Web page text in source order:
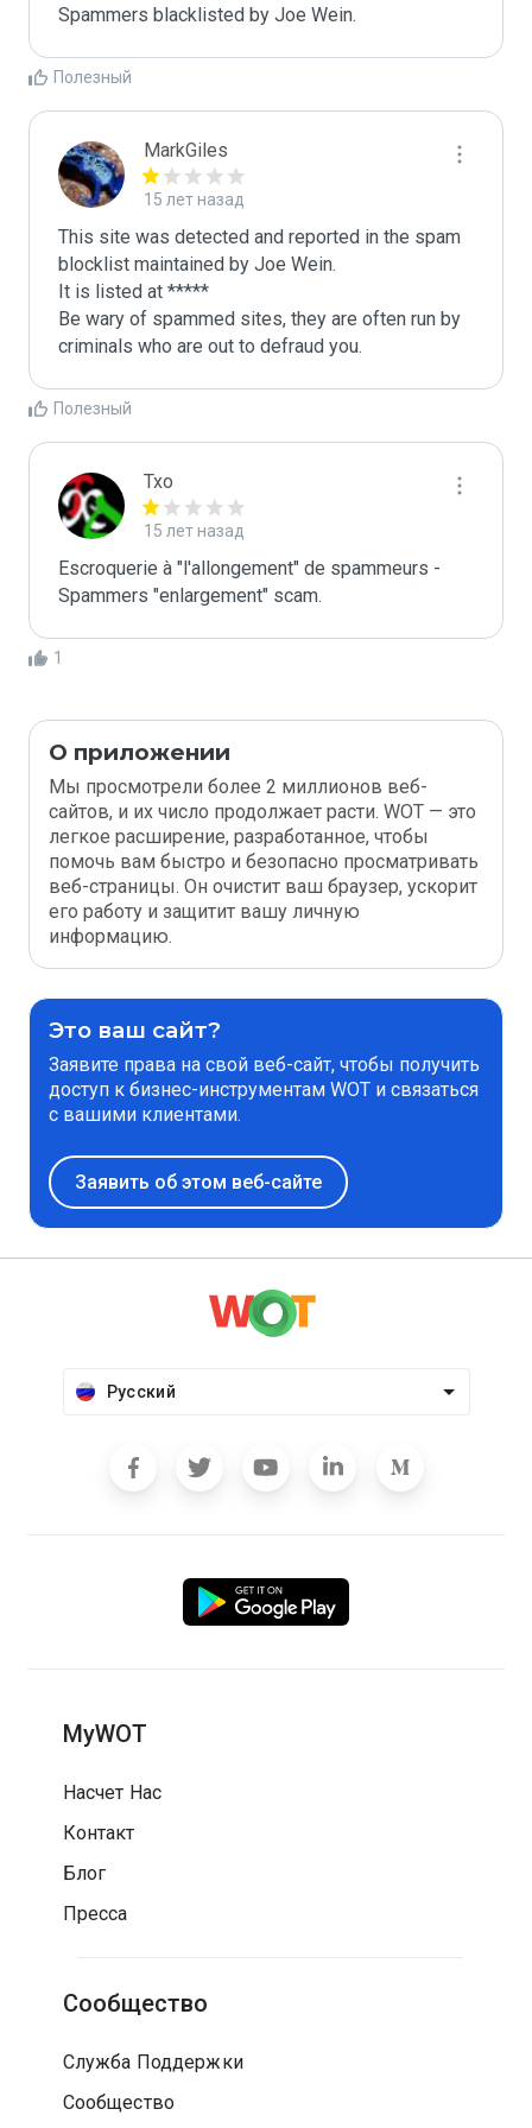
Spammers blacklisted by Joe Wein.
Полезный
MarkGiles
15 лет назад
This site was detected and reported in the spam
blocklist maintained by Joe Wein.
It is listed at *****
Be wary of spammed sites, they are often run by
criminals who are out to defraud you.
Полезный
Txo
15 лет назад
Escroquerie à "l'allongement" de spammeurs -
Spammers "enlargement" scam.
1
О приложении
Мы просмотрели более 2 миллионов веб-
сайтов, и их число продолжает расти. WOT — это
легкое расширение, разработанное, чтобы
помочь вам быстро и безопасно просматривать
веб-страницы. Он очистит ваш браузер, ускорит
его работу и защитит вашу личную
информацию.
Это ваш сайт?
Заявите права на свой веб-сайт, чтобы получить
доступ к бизнес-инструментам WOT и связаться
с вашими клиентами.
Заявить об этом веб-сайте
Русский
MyWOT
Насчет Нас
Контакт
Блог
Пресса
Сообщество
Служба Поддержки
Сообщество